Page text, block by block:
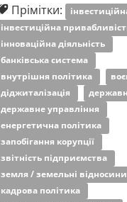
Прімітки:
інвестиційна
інноваційна діяльність
банківська система
внутрішня політика
діджиталізація
державне управління
енергетична політика
запобігання корупції
звітність підприємства
земля / земельні відносини
кадрова політика